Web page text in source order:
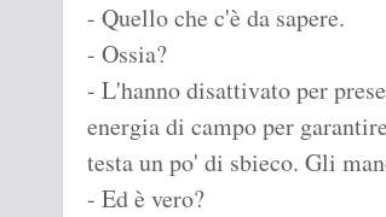
- Quello che c'è da sapere.
- Ossia?
- L'hanno disattivato per
energia di campo per
testa un po' di sbieco. Gli
- Ed è vero?